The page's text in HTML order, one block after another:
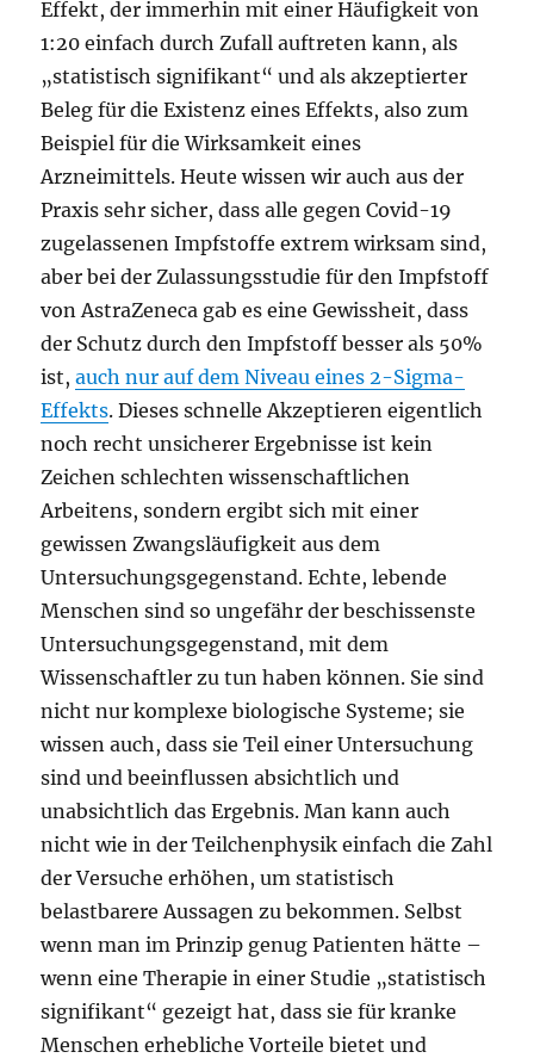
Effekt, der immerhin mit einer Häufigkeit von
1:20 einfach durch Zufall auftreten kann, als
„statistisch signifikant“ und als akzeptierter
Beleg für die Existenz eines Effekts, also zum
Beispiel für die Wirksamkeit eines
Arzneimittels. Heute wissen wir auch aus der
Praxis sehr sicher, dass alle gegen Covid-19
zugelassenen Impfstoffe extrem wirksam sind,
aber bei der Zulassungsstudie für den Impfstoff
von AstraZeneca gab es eine Gewissheit, dass
der Schutz durch den Impfstoff besser als 50%
ist,auch nur auf dem Niveau eines 2-Sigma-
Effekts. Dieses schnelle Akzeptieren eigentlich
noch recht unsicherer Ergebnisse ist kein
Zeichen schlechten wissenschaftlichen
Arbeitens, sondern ergibt sich mit einer
gewissen Zwangsläufigkeit aus dem
Untersuchungsgegenstand. Echte, lebende
Menschen sind so ungefähr der beschissenste
Untersuchungsgegenstand, mit dem
Wissenschaftler zu tun haben können. Sie sind
nicht nur komplexe biologische Systeme; sie
wissen auch, dass sie Teil einer Untersuchung
sind und beeinflussen absichtlich und
unabsichtlich das Ergebnis. Man kann auch
nicht wie in der Teilchenphysik einfach die Zahl
der Versuche erhöhen, um statistisch
belastbarere Aussagen zu bekommen. Selbst
wenn man im Prinzip genug Patienten hätte –
wenn eine Therapie in einer Studie „statistisch
signifikant“ gezeigt hat, dass sie für kranke
Menschen erhebliche Vorteile bietet und